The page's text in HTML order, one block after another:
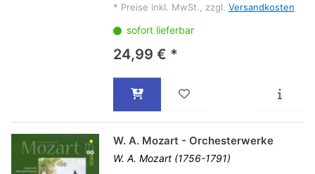
* Preise inkl. MwSt., zzgl. Versandkosten
sofort lieferbar
24,99 € *
W. A. Mozart - Orchesterwerke
W. A. Mozart (1756-1791)